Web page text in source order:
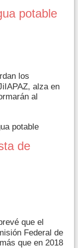
potable
los
alza en
al
potable
de
que el
Federal de
que en 2018